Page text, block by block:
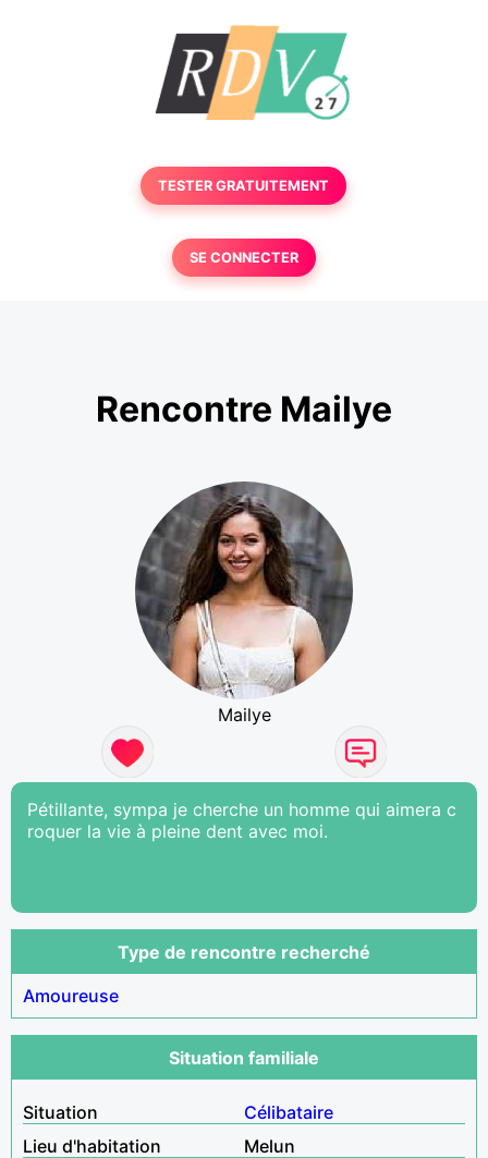
TESTER GRATUITEMENT
SE CONNECTER
Rencontre Mailye
Mailye
Pétillante, sympa je cherche un homme qui aimera c
roquer la vie à pleine dent avec moi.
Type de rencontre recherché
Amoureuse
Situation familiale
Situation
Célibataire
Lieu d'habitation
Melun